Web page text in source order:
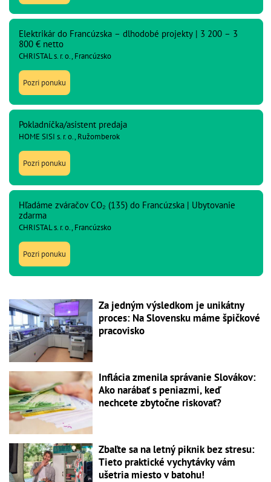
Elektrikár do Francúzska – dlhodobé projekty | 3 200 – 3
800 € netto
CHRISTAL s. r. o., Francúzsko
Pozri ponuku
Pokladníčka/asistent predaja
HOME SISI s. r. o., Ružomberok
Pozri ponuku
Hľadáme zváračov CO₂ (135) do Francúzska | Ubytovanie
zdarma
CHRISTAL s. r. o., Francúzsko
Pozri ponuku
Za jedným výsledkom je unikátny
proces: Na Slovensku máme špičkové
pracovisko
Inflácia zmenila správanie Slovákov:
Ako narábať s peniazmi, keď
nechcete zbytočne riskovať?
Zbaľte sa na letný piknik bez stresu:
Tieto praktické vychytávky vám
ušetria miesto v batohu!